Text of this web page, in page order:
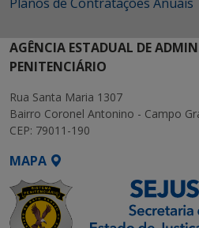
AGÊNCIA ESTADUAL DE
PENITENCIÁRIO
Rua Santa Maria 1307
Bairro Coronel Antonino - Campo
CEP: 79011-190
MAPA